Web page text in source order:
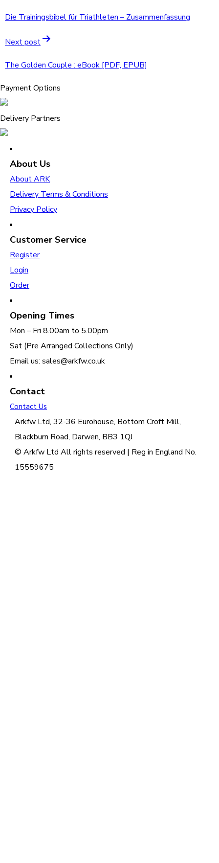
Die Trainingsbibel für Triathleten – Zusammenfassung
Next post
The Golden Couple : eBook [PDF, EPUB]
Payment Options
Delivery Partners
About Us
About ARK
Delivery Terms & Conditions
Privacy Policy
Customer Service
Register
Login
Order
Opening Times
Mon – Fri 8.00am to 5.00pm
Sat (Pre Arranged Collections Only)
Email us: sales@arkfw.co.uk
Contact
Contact Us
Arkfw Ltd, 32-36 Eurohouse, Bottom Croft Mill,
Blackburn Road, Darwen, BB3 1QJ
© Arkfw Ltd All rights reserved | Reg in England No.
15559675